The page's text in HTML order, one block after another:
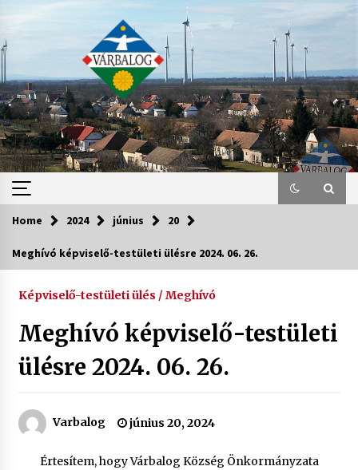
content
Home 2024 június 20
Meghívó képviselő-testületi ülésre 2024. 06. 26.
Képviselő-testületi ülés / Meghívó
Meghívó képviselő-testületi
ülésre 2024. 06. 26.
Varbalog június 20, 2024
Értesítem, hogy Várbalog Község Önkormányzata